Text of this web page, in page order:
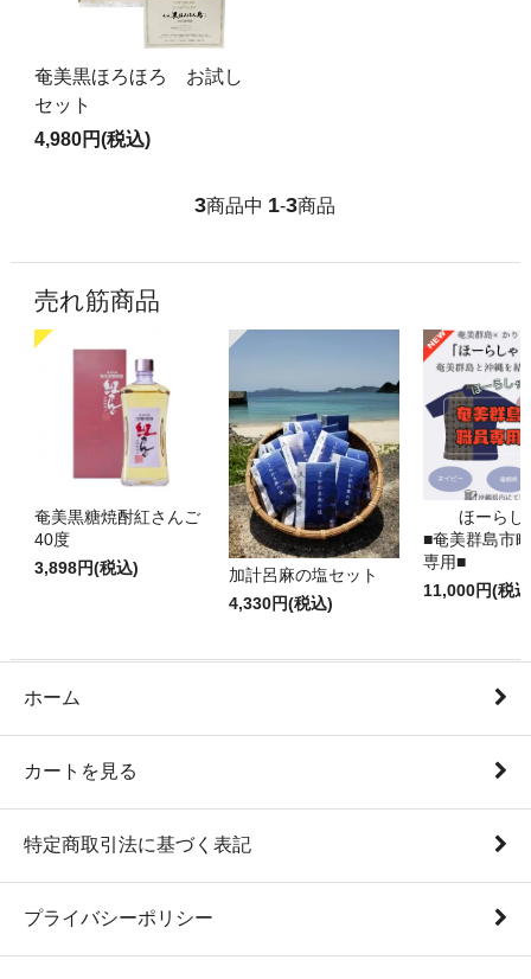
奄美黒ほろほろ お試し
セット
4,980円(税込)
3商品中 1-3商品
売れ筋商品
奄美黒糖焼酎紅さんご
40度
3,898円(税込)
加計呂麻の塩セット
4,330円(税込)
ほーらし
■奄美群島市
専用■
11,000円(税
ホーム
カートを見る
特定商取引法に基づく表記
プライバシーポリシー